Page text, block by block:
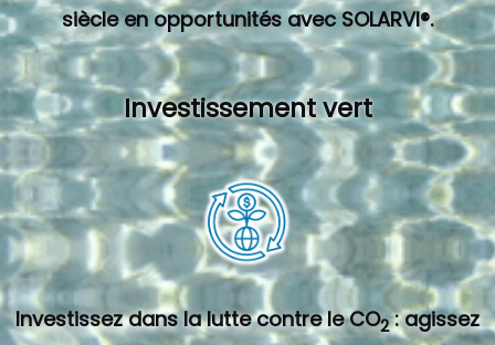
siècle en opportunités avec SOLARVI®.
Investissement vert
Investissez dans la lutte contre le CO2 : agissez